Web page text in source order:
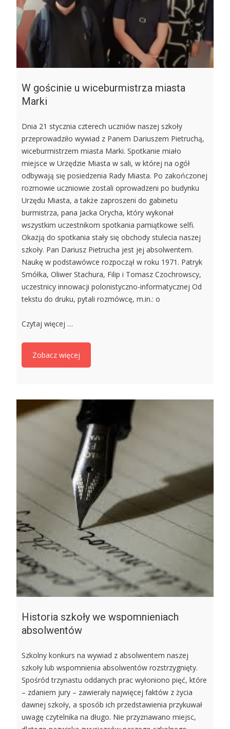
W gościnie u wiceburmistrza miasta
Marki
Dnia 21 stycznia czterech uczniów naszej szkoły
przeprowadziło wywiad z Panem Dariuszem Pietruchą,
wiceburmistrzem miasta Marki. Spotkanie miało
miejsce w Urzędzie Miasta w sali, w której na ogół
odbywają się posiedzenia Rady Miasta. Po zakończonej
rozmowie uczniowie zostali oprowadzeni po budynku
Urzędu Miasta, a także zaproszeni do gabinetu
burmistrza, pana Jacka Orycha, który wykonał
wszystkim uczestnikom spotkania pamiątkowe selfi.
Okazją do spotkania stały się obchody stulecia naszej
szkoły. Pan Dariusz Pietrucha jest jej absolwentem.
Naukę w podstawówce rozpoczął w roku 1971. Patryk
Smółka, Oliwer Stachura, Filip i Tomasz Czochrowscy,
uczestnicy innowacji polonistyczno-informatycznej Od
tekstu do druku, pytali rozmówcę, m.in.: o
Czytaj więcej …
Zobacz więcej
Historia szkoły we wspomnieniach
absolwentów
Szkolny konkurs na wywiad z absolwentem naszej
szkoły lub wspomnienia absolwentów rozstrzygnięty.
Spośród trzynastu oddanych prac wyłoniono pięć, które
– zdaniem jury – zawierały najwięcej faktów z życia
dawnej szkoły, a sposób ich przedstawienia przykuwał
uwagę czytelnika na długo. Nie przyznawano miejsc,